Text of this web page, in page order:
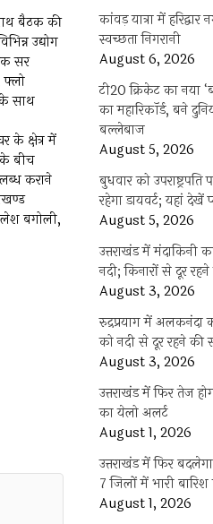
बैठक की
उद्योग
सर
फ्लो
साथ
के क्षेत्र में
बीच
कराने
बगोली,
कांवड़ यात्रा में
स्वच्छता निगरानी
August 6, 2026
टी20 क्रिकेट का नया
का महारिकॉर्ड, बने
बल्लेबाज
August 5, 2026
बुधवार को
रहेगा डायवर्ट; यहां देखें
August 5, 2026
उत्तराखंड में मंदाकिनी
नदी; किनारों से दूर
August 3, 2026
रुद्रप्रयाग में अलकनंदा
को नदी से दूर रहने
August 3, 2026
उत्तराखंड में फिर तेज
का येलो अलर्ट
August 1, 2026
उत्तराखंड में फिर
7 जिलों में भारी
August 1, 2026